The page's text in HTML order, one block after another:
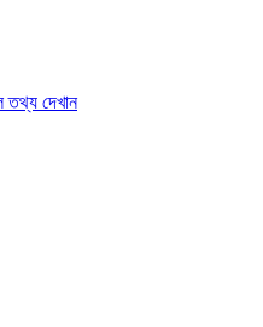
তথ্য দেখান